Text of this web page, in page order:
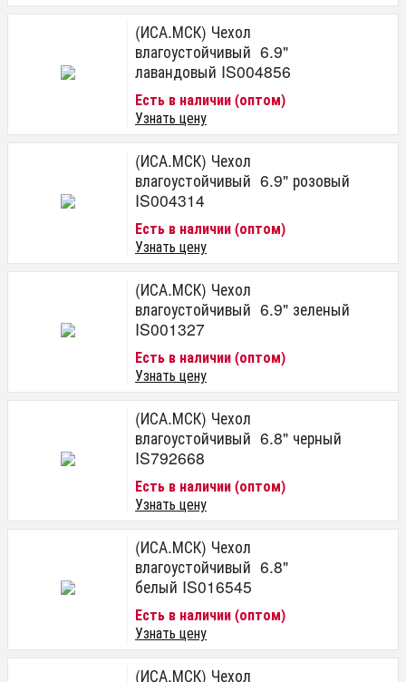
(ИСА.МСК) Чехол
влагоустойчивый 6.9"
лавандовый IS004856
Есть в наличии (оптом)
Узнать цену
(ИСА.МСК) Чехол
влагоустойчивый 6.9" розовый
IS004314
Есть в наличии (оптом)
Узнать цену
(ИСА.МСК) Чехол
влагоустойчивый 6.9" зеленый
IS001327
Есть в наличии (оптом)
Узнать цену
(ИСА.МСК) Чехол
влагоустойчивый 6.8" черный
IS792668
Есть в наличии (оптом)
Узнать цену
(ИСА.МСК) Чехол
влагоустойчивый 6.8"
белый IS016545
Есть в наличии (оптом)
Узнать цену
(ИСА.МСК) Чехол